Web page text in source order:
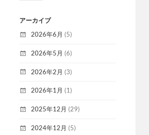
アーカイブ
2026年6月 (5)
2026年5月 (6)
2026年2月 (3)
2026年1月 (1)
2025年12月 (29)
2024年12月 (5)